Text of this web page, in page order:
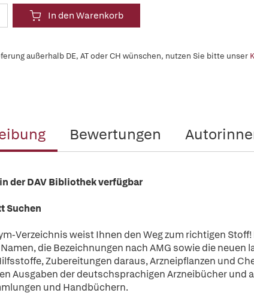
In den Warenkorb
außerhalb DE, AT oder CH wünschen, nutzen Sie bitte unser
Bewertungen
der DAV Bibliothek verfügbar
Suchen
Verzeichnis weist Ihnen den Weg zum richtigen
die Bezeichnungen nach AMG sowie die neuen
Zubereitungen daraus, Arzneipflanzen und
Ausgaben der deutschsprachigen Arzneibücher und
und Handbüchern.